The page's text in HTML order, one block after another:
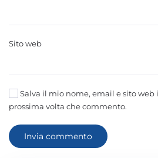
Sito web
Salva il mio nome, email e sito web
prossima volta che commento.
Invia commento